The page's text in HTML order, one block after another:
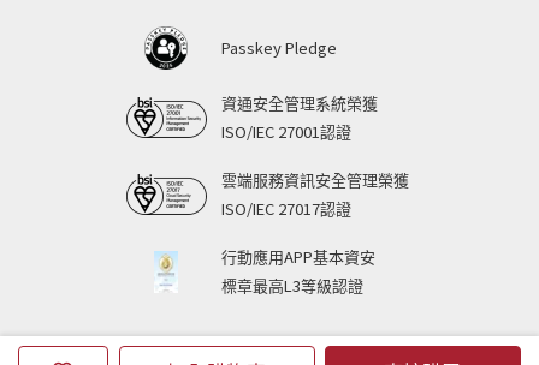
Passkey Pledge
資通安全管理系統榮獲
ISO/IEC 27001認證
雲端服務資訊安全管理榮獲
ISO/IEC 27017認證
行動應用APP基本資安
標章最高L3等級認證